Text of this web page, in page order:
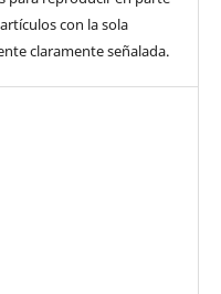
con la sola
claramente señalada.